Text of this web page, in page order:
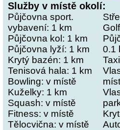
Služby v místě okolí:
Půjčovna sport.
vybavení: 1 km
Půjčovna kol: 1 km
Půjčovna lyží: 1 km
Krytý bazén: 1 km
Tenisová hala: 1 km
Bowling: v místě
Kuželky: 1 km
Squash: v místě
Fitness: v místě
Tělocvična: v místě
0.1